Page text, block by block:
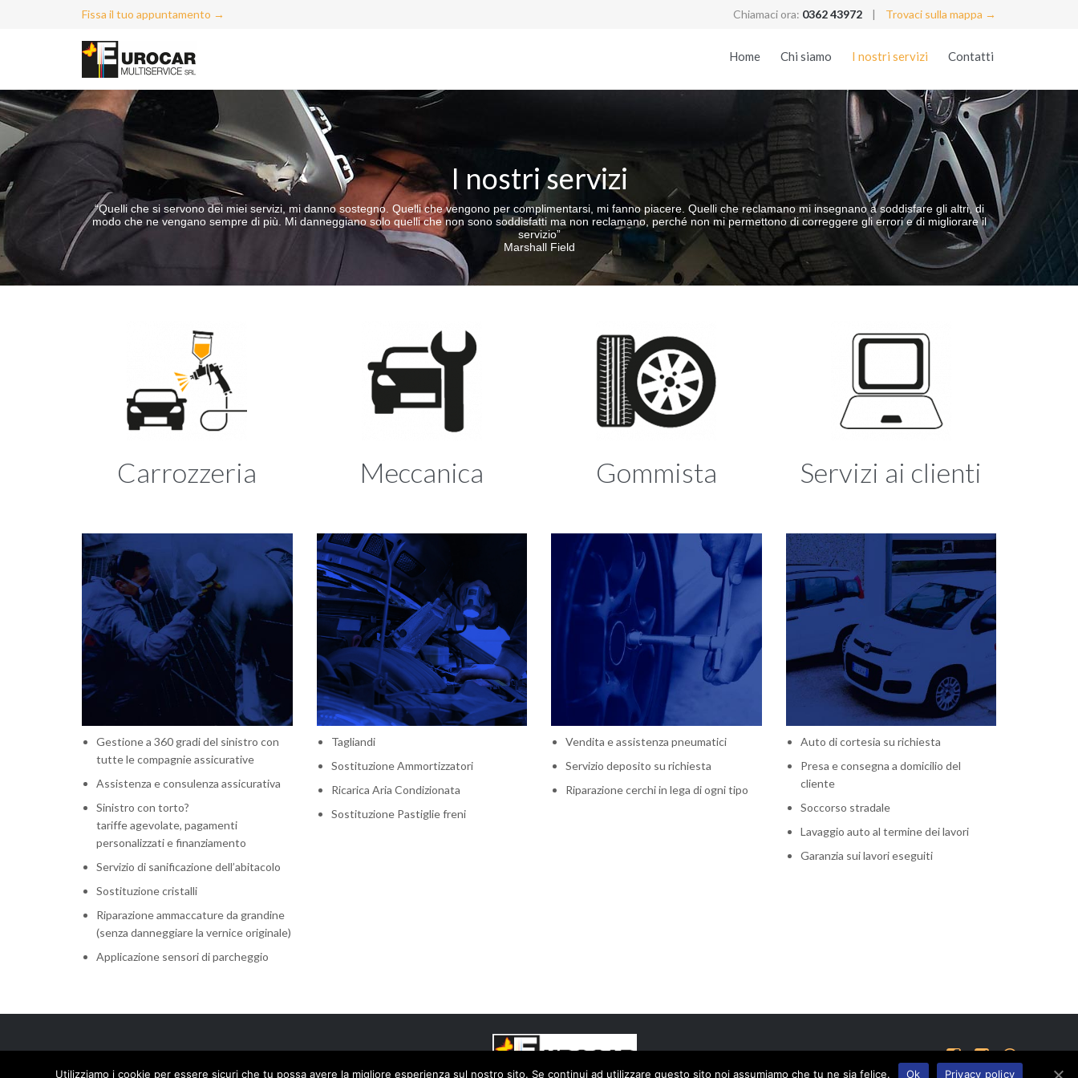
Fissa il tuo appuntamento → Chiamaci ora: 0362 43972 | Trovaci sulla mappa →
content
Home Chi siamo I nostri servizi Contatti
I nostri servizi
“Quelli che si servono dei miei servizi, mi danno sostegno. Quelli che vengono per complimentarsi, mi fanno piacere. Quelli che reclamano mi insegnano a soddisfare gli altri, di
modo che ne vengano sempre di più. Mi danneggiano solo quelli che non sono soddisfatti ma non reclamano, perché non mi permettono di correggere gli errori e di migliorare il
servizio”
Marshall Field
Carrozzeria
Vernici ecologiche
Rispetto dell'ambiente
Forno all'avanguardia
Gestione a 360 gradi del sinistro con
tutte le compagnie assicurative
Assistenza e consulenza assicurativa
Sinistro con torto?
tariffe agevolate, pagamenti
personalizzati e finanziamento
Servizio di sanificazione dell’abitacolo
Sostituzione cristalli
Riparazione ammaccature da grandine
(senza danneggiare la vernice originale)
Applicazione sensori di parcheggio
Meccanica
Lorem ipsum dolor sit amet,
consectetur adipiscing elit.
Tagliandi
Sostituzione Ammortizzatori
Ricarica Aria Condizionata
Sostituzione Pastiglie freni
Gommista
Pneumatici delle migliori marche
Gestione estate/inverno
Cura dei cerchi in lega
Vendita e assistenza pneumatici
Servizio deposito su richiesta
Riparazione cerchi in lega di ogni tipo
Servizi ai clienti
Coccoliamo i nostri clienti
Cura dei dettagli
Servizio di qualità
Auto di cortesia su richiesta
Presa e consegna a domicilio del
cliente
Soccorso stradale
Lavaggio auto al termine dei lavori
Garanzia sui lavori eseguiti
  
Utilizziamo i cookie per essere sicuri che tu possa avere la migliore esperienza sul nostro sito. Se continui ad utilizzare questo sito noi assumiamo che tu ne sia felice. Ok Privacy policy